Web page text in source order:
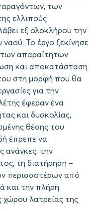
των
ελλιπούς
εξ ολοκλήρου την
Το έργο ξεκίνησε
απαραίτητων
και αποκατάσταση
στη μορφή που θα
για την
έφεραν ένα
και δυσκολίας,
θέσης του
έπρεπε να
ανάγκες: την
τη διατήρηση –
περισσοτέρων από
και την πλήρη
χώρου λατρείας της